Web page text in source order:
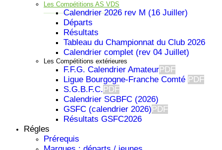
Les Compétitions AS VDS
Calendrier 2026 rev M (16 Juiller)
Départs
Résultats
Tableau du Championnat du Club 2026
Calendrier complet (rev 04 Juillet)
Les Compétitions extérieures
F.F.G. Calendrier AmateurPDF
Ligue Bourgogne-Franche Comté PDF
S.G.B.F.C.PDF
Calendrier SGBFC (2026)
GSFC (calendrier 2026)PDF
Résultats GSFC2026
Régles
Prérequis